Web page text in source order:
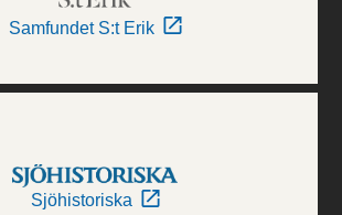
Samfundet S:t Erik
Sjöhistoriska